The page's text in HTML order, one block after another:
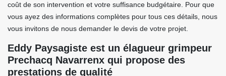
coût de son intervention et votre suffisance budgétaire. Pour que
vous ayez des informations complètes pour tous ces détails, nous
vous invitons de nous demander le devis de votre projet.
Eddy Paysagiste est un élagueur grimpeur
Prechacq Navarrenx qui propose des
prestations de qualité